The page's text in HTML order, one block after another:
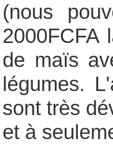
(nous
2000FCFA
de maïs
légumes.
sont très
et à